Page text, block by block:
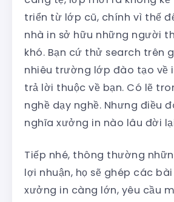
triển từ lớp cũ, chính vì thế
nhà in sở hữu những người
khó. Bạn cứ thử search trên
nhiêu trường lớp đào tạo về
trả lời thuộc về bạn. Có lẽ
nghề dạy nghề. Nhưng điều
nghĩa xưởng in nào lâu đời
Tiếp nhé, thông thường
lợi nhuận, họ sẽ ghép các
xưởng in càng lớn, yêu cầu